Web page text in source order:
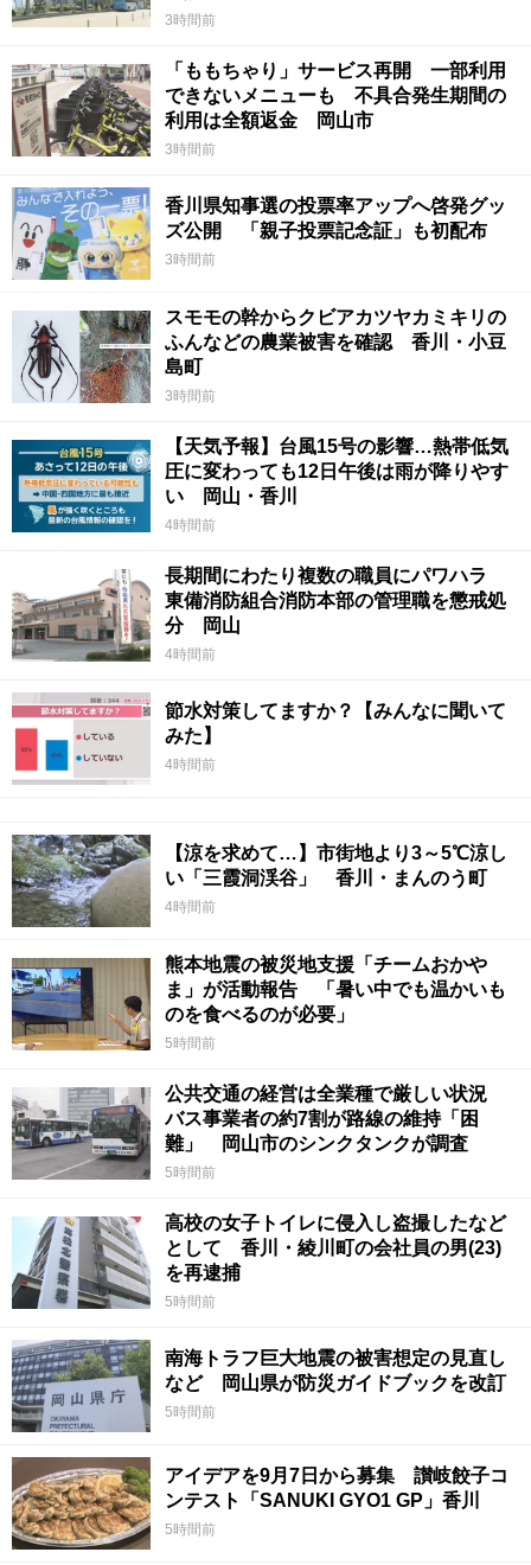
3時間前
「ももちゃり」サービス再開 一部利用
できないメニューも 不具合発生期間の
利用は全額返金 岡山市
3時間前
香川県知事選の投票率アップへ啓発グッ
ズ公開 「親子投票記念証」も初配布
3時間前
スモモの幹からクビアカツヤカミキリの
ふんなどの農業被害を確認 香川・小豆
島町
3時間前
【天気予報】台風15号の影響…熱帯低気
圧に変わっても12日午後は雨が降りやす
い 岡山・香川
4時間前
長期間にわたり複数の職員にパワハラ
東備消防組合消防本部の管理職を懲戒処
分 岡山
4時間前
節水対策してますか？【みんなに聞いて
みた】
4時間前
【涼を求めて…】市街地より3～5℃涼し
い「三霞洞渓谷」 香川・まんのう町
4時間前
熊本地震の被災地支援「チームおかや
ま」が活動報告 「暑い中でも温かいも
のを食べるのが必要」
5時間前
公共交通の経営は全業種で厳しい状況
バス事業者の約7割が路線の維持「困
難」 岡山市のシンクタンクが調査
5時間前
高校の女子トイレに侵入し盗撮したなど
として 香川・綾川町の会社員の男(23)
を再逮捕
5時間前
南海トラフ巨大地震の被害想定の見直し
など 岡山県が防災ガイドブックを改訂
5時間前
アイデアを9月7日から募集 讃岐餃子コ
ンテスト「SANUKI GYO1 GP」香川
5時間前